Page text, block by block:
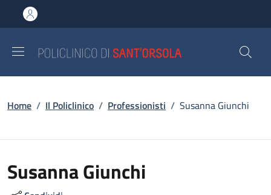
al contenuto principale
to footer content
Briciole di pane
Home / Il Policlinico / Professionisti / Susanna Giunchi
Susanna Giunchi